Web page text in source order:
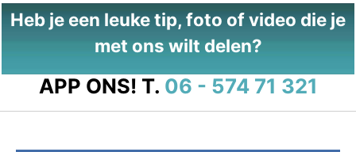
Heb je een leuke tip, foto of video die je
met ons wilt delen?
APP ONS! T. 06 - 574 71 321